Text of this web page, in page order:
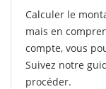
Calculer le
mais en
compte, vous
Suivez notre
procéder.